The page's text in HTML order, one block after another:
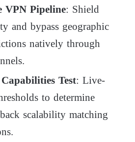
VPN Pipeline: Shield
and bypass geographic
natively through
Test: Live-
to determine
scalability matching